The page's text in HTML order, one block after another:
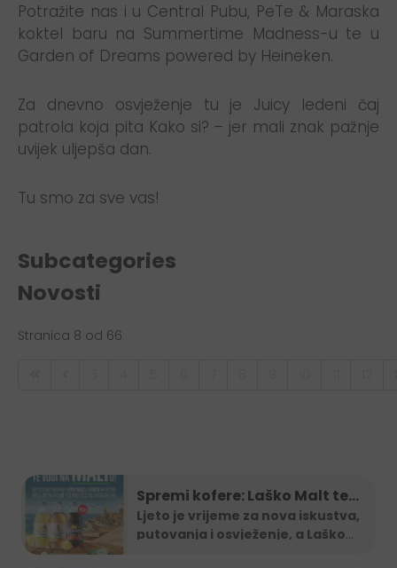
Potražite nas i u Central Pubu, PeTe & Maraska
koktel baru na Summertime Madness-u te u
Garden of Dreams powered by Heineken.
Za dnevno osvježenje tu je Juicy ledeni čaj
patrola koja pita Kako si? – jer mali znak pažnje
uvijek uljepša dan.
Tu smo za sve vas!
Subcategories
Novosti
Stranica 8 od 66
Spremi kofere: Laško Malt te
vodi na Maltu
Ljeto je vrijeme za nova iskustva,
putovanja i osvježenje, a Laško...